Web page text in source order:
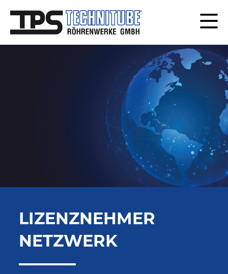
LIZENZNEHMER
NETZWERK